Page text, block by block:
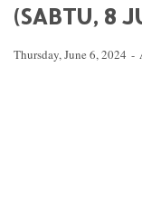
(SABTU, 8
Thursday, June 6, 2024